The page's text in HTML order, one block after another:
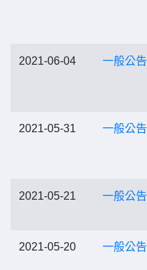
2021-06-04 一般公告
2021-05-31 一般公告
2021-05-21 一般公告
2021-05-20 一般公告